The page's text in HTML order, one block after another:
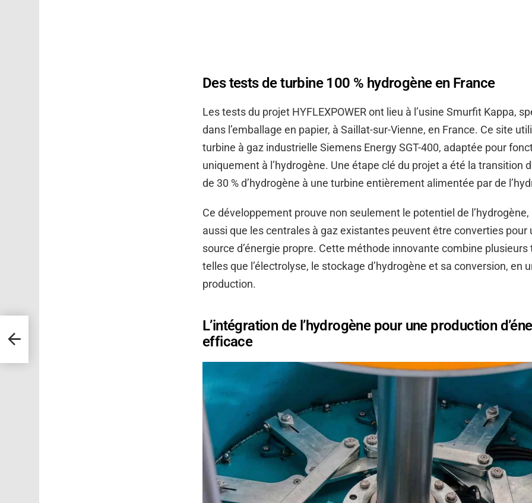
Des tests de turbine 100 % hydrogène en France
Les tests du projet HYFLEXPOWER ont lieu à l’usine Smurfit Kappa,
dans l’emballage en papier, à Saillat-sur-Vienne, en France. Ce site
turbine à gaz industrielle Siemens Energy SGT-400, adaptée pour
uniquement à l’hydrogène. Une étape clé du projet a été la transition
de 30 % d’hydrogène à une turbine entièrement alimentée par de
Ce développement prouve non seulement le potentiel de
aussi que les centrales à gaz existantes peuvent être converties pour
source d’énergie propre. Cette méthode innovante combine plusieurs
telles que l’électrolyse, le stockage d’hydrogène et sa conversion, en
production.
L’intégration de l’hydrogène pour une production
efficace
: